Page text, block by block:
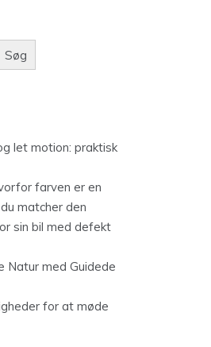
Søg
let motion: praktisk
farven er en
matcher den
sin bil med defekt
Natur med Guidede
for at møde